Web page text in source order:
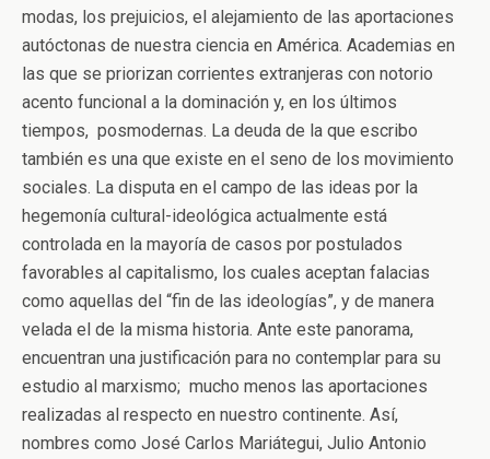
modas, los prejuicios, el alejamiento de las aportaciones
autóctonas de nuestra ciencia en América. Academias en
las que se priorizan corrientes extranjeras con notorio
acento funcional a la dominación y, en los últimos
tiempos, posmodernas. La deuda de la que escribo
también es una que existe en el seno de los movimiento
sociales. La disputa en el campo de las ideas por la
hegemonía cultural-ideológica actualmente está
controlada en la mayoría de casos por postulados
favorables al capitalismo, los cuales aceptan falacias
como aquellas del “fin de las ideologías”, y de manera
velada el de la misma historia. Ante este panorama,
encuentran una justificación para no contemplar para su
estudio al marxismo; mucho menos las aportaciones
realizadas al respecto en nuestro continente. Así,
nombres como José Carlos Mariátegui, Julio Antonio